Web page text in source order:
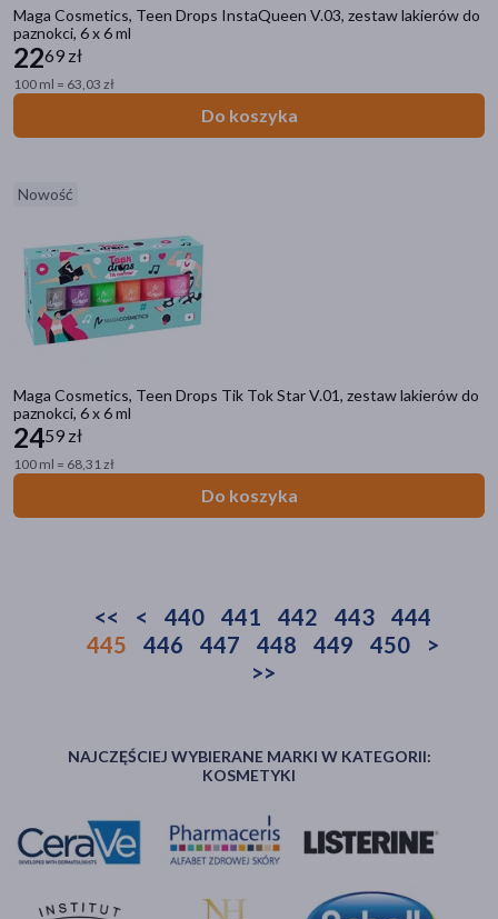
Maga Cosmetics, Teen Drops InstaQueen V.03, zestaw lakierów do
paznokci, 6 x 6 ml
2269 zł
100 ml = 63,03 zł
Do koszyka
Nowość
Maga Cosmetics, Teen Drops Tik Tok Star V.01, zestaw lakierów do
paznokci, 6 x 6 ml
2459 zł
100 ml = 68,31 zł
Do koszyka
<< < 440 441 442 443
444
445
446 447 448 449 450
>
>>
NAJCZĘŚCIEJ WYBIERANE MARKI W KATEGORII:
KOSMETYKI